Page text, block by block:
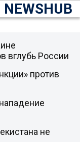
NEWSHUB
вглубь России
против
не